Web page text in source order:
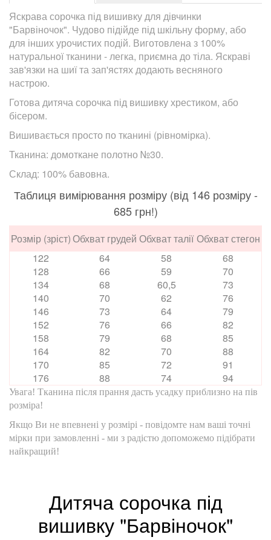
Яскрава сорочка під вишивку для дівчинки
"Барвіночок". Чудово підійде під шкільну форму, або
для інших урочистих подій. Виготовлена з 100%
натуральної тканини - легка, приємна до тіла. Яскраві
зав'язки на шиї та зап'ястях додають весняного
настрою.
Готова дитяча сорочка під вишивку хрестиком, або
бісером.
Вишивається просто по тканині (рівномірка).
Тканина: домоткане полотно №30.
Склад: 100% бавовна.
Таблиця вимірювання розміру (від 146 розміру -
685 грн!)
Розмір (зріст)Обхват грудей Обхват талії Обхват стегон
122
64 58
68
128
66 59
70
134
68 60,5
73
140
70 62
76
146
73 64
79
152
76 66
82
158
79 68
85
164
82 70
88
170
85 72
91
176
88 74 94
Увага! Тканина після прання дасть усадку приблизно на пів
розміра!
Якщо Ви не впевнені у розмірі - повідомте нам ваші точні
мірки при замовленні - ми з радістю допоможемо підібрати
найкращий!
Дитяча сорочка під
вишивку "Барвіночок"